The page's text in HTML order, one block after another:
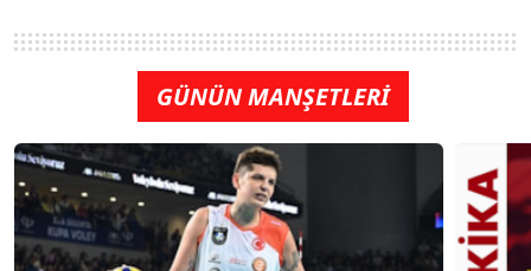
GÜNÜN MANŞETLERİ